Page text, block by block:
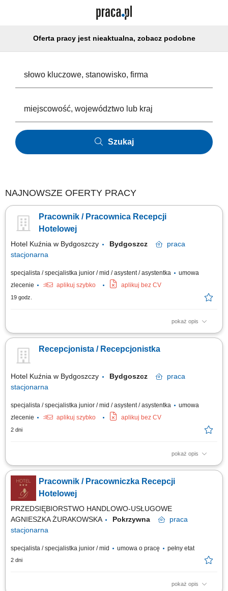
Oferta pracy jest nieaktualna, zobacz podobne
Szukaj
NAJNOWSZE OFERTY PRACY
Pracownik / Pracownica Recepcji
Hotelowej
Hotel Kuźnia w Bydgoszczy Bydgoszcz
praca
stacjonarna
specjalista / specjalistka junior / mid / asystent / asystentka
umowa
zlecenie
aplikuj szybko aplikuj bez CV
19 godz.
pokaż opis
Kompleksowe realizowanie procedur przyjazdu oraz wyjazdu gości
poziom satysfakcji gości poprzez udzielanie informacji o obiekcie i
okolicznych atrakcjach. Przyjmowanie, ewidencjonowanie i
Recepcjonista / Recepcjonistka
Hotel Kuźnia w Bydgoszczy Bydgoszcz
praca
stacjonarna
specjalista / specjalistka junior / mid / asystent / asystentka
umowa
zlecenie
aplikuj szybko aplikuj bez CV
2 dni
pokaż opis
obsługa gości hotelowych (meldowanie i wymeldowanie), udzielanie
informacji oraz dbanie o pozytywne doświadczenia gości, obsługa
rezerwacji (telefonicznych, mailowych, z portali rezerwacyjnych),
współpraca z innymi działami hotelu, dbanie o porządek i wizerunek
recepcji.
Pracownik / Pracowniczka Recepcji
Hotelowej
PRZEDSIĘBIORSTWO HANDLOWO-USŁUGOWE
AGNIESZKA ŻURAKOWSKA
Pokrzywna
praca
stacjonarna
specjalista / specjalistka junior / mid umowa o pracę pełny etat
2 dni
pokaż opis